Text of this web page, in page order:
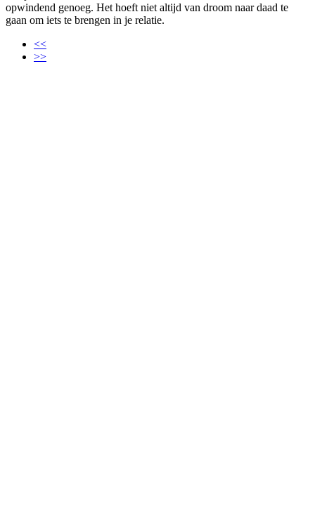
opwindend genoeg. Het hoeft niet altijd van droom naar daad te
gaan om iets te brengen in je relatie.
<<
>>